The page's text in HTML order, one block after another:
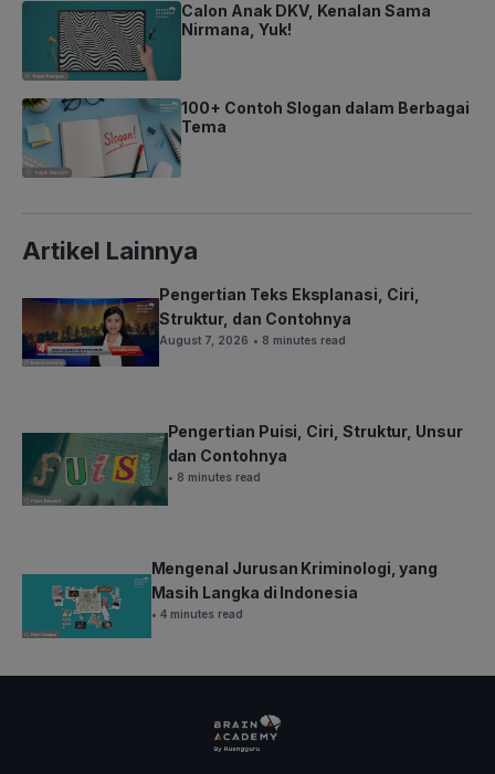
Calon Anak DKV, Kenalan Sama
Nirmana, Yuk!
100+ Contoh Slogan dalam Berbagai
Tema
Artikel Lainnya
Pengertian Teks Eksplanasi, Ciri,
Struktur, dan Contohnya
August 7, 2026 • 8 minutes read
Pengertian Puisi, Ciri, Struktur, Unsur
dan Contohnya
• 8 minutes read
Mengenal Jurusan Kriminologi, yang
Masih Langka di Indonesia
• 4 minutes read